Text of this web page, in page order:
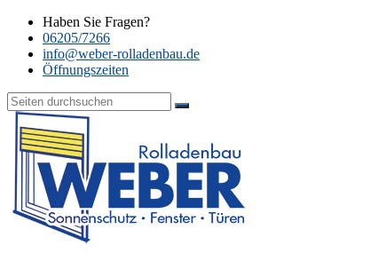
Haben Sie Fragen?
06205/7266
info@weber-rolladenbau.de
Öffnungszeiten